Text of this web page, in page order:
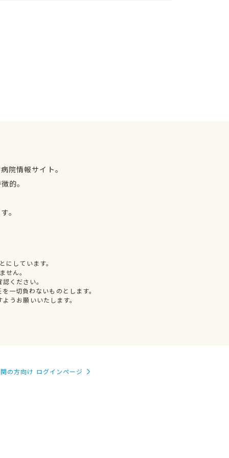
院情報サイト。
的。
。
しています。
せん。
ください。
一切負わないものとします。
うお願いいたします。
の方向け ログインページ